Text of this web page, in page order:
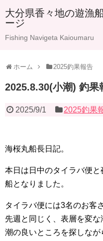
大分県香々地の遊漁
ージ
Fishing Navigeta Kaioumaru
ホーム 2025釣果報告
2025.8.30(小潮) 釣果
2025/9/1 2025釣果
海桜丸船長日記。
本日は日中のタイラバ便
船となりました。
タイラバ便には3名のお客
先週と同じく、表層を変な
潮の良いところを探しな